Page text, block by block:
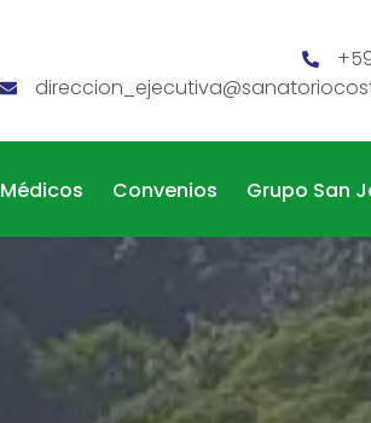
Médicos Convenios Grupo San